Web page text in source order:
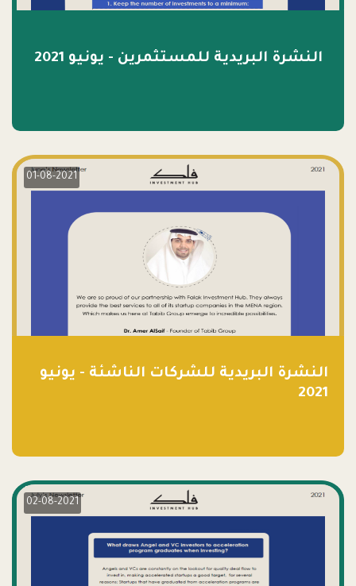
النشرة البريدية للمستثمرين - يونيو 2021
01-08-2021
النشرة البريدية للشركات الناشئة - يونيو
2021
02-08-2021